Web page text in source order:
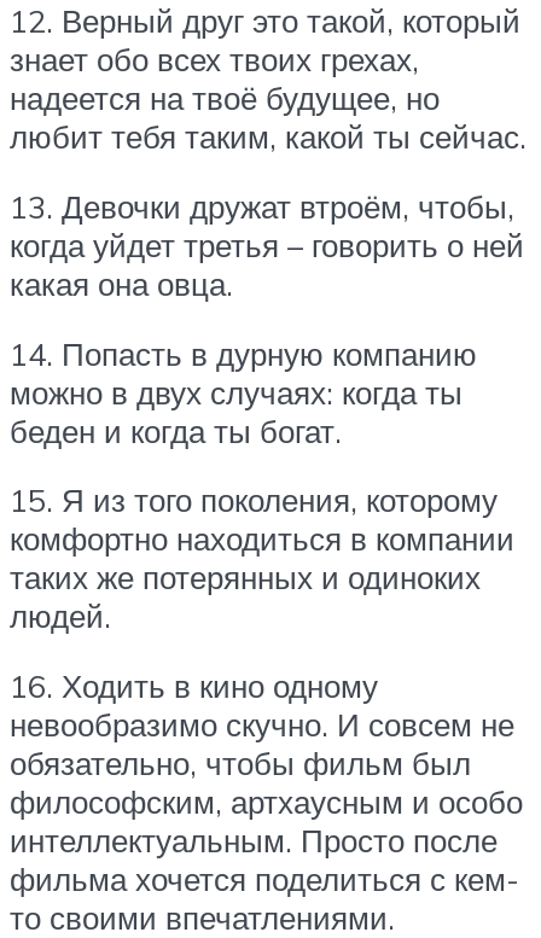
12. Верный друг это такой, который
знает обо всех твоих грехах,
надеется на твоё будущее, но
любит тебя таким, какой ты сейчас.
13. Девочки дружат втроём, чтобы,
когда уйдет третья – говорить о ней
какая она овца.
14. Попасть в дурную компанию
можно в двух случаях: когда ты
беден и когда ты богат.
15. Я из того поколения, которому
комфортно находиться в компании
таких же потерянных и одиноких
людей.
16. Ходить в кино одному
невообразимо скучно. И совсем не
обязательно, чтобы фильм был
философским, артхаусным и особо
интеллектуальным. Просто после
фильма хочется поделиться с кем-
то своими впечатлениями.